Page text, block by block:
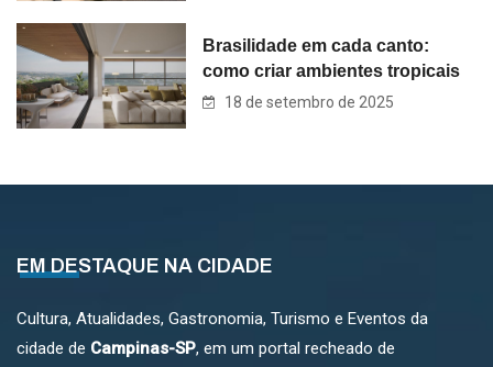
Brasilidade em cada canto:
como criar ambientes tropicais
18 de setembro de 2025
EM DESTAQUE NA CIDADE
Cultura, Atualidades, Gastronomia, Turismo e Eventos da
cidade de Campinas-SP, em um portal recheado de